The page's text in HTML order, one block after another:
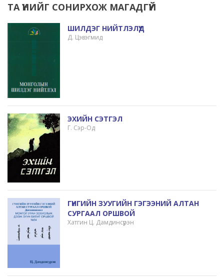
ТА ҮҮНИЙГ СОНИРХОЖ МАГАДГҮЙ
ШИЛДЭГ НИЙТЛЭЛҮҮД
Д. Цэвэгмид
ЭХИЙН СЭТГЭЛ
Г. Сэр-Од
ГҮНГИЙН ЗУУГИЙН ГЭГЭЭНИЙ АЛТАН
СУРГААЛ ОРШВОЙ
Хатгин Ц. Дамдинсүрэн